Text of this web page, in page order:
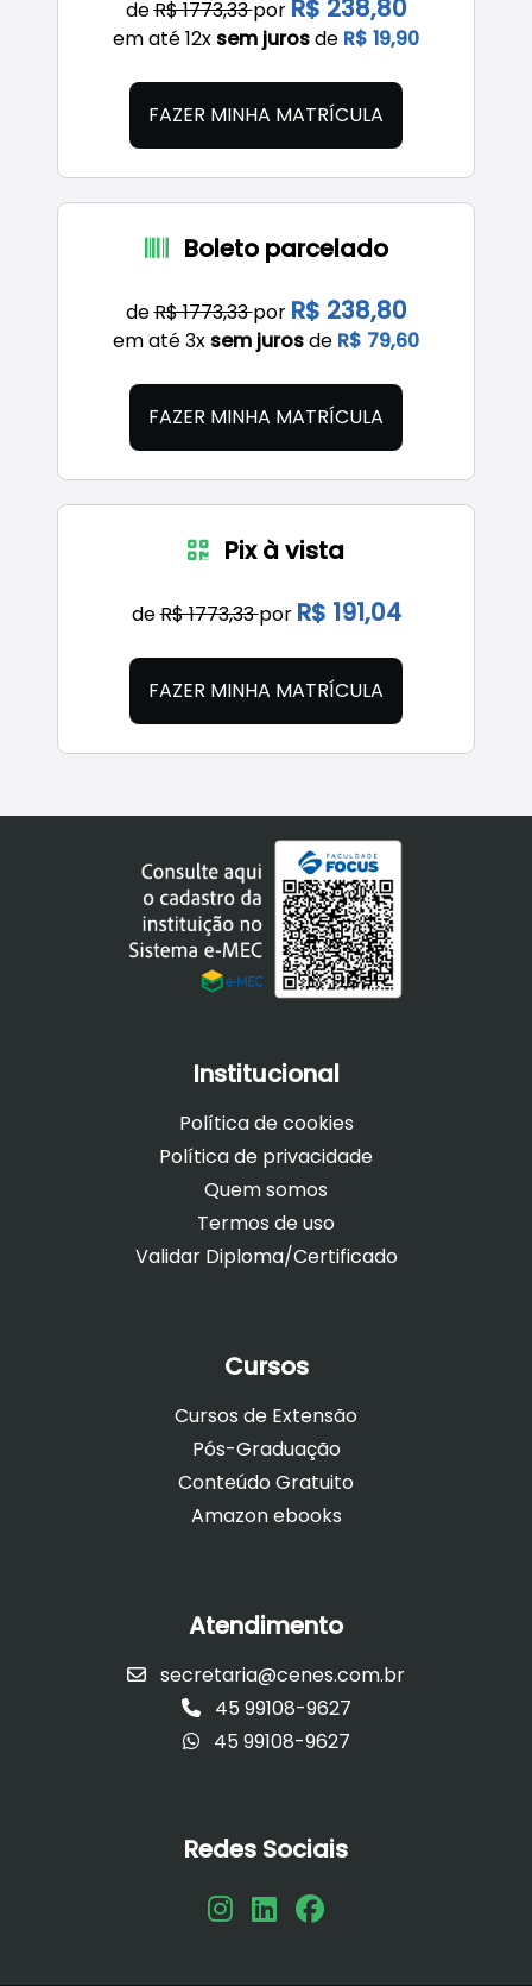
deR$ 1773,33por R$ 238,80
em até 12x sem jurosde R$ 19,90
FAZER MINHA MATRÍCULA
Boleto parcelado
deR$ 1773,33por R$ 238,80
em até 3x sem jurosde R$ 79,60
FAZER MINHA MATRÍCULA
Pix à vista
deR$ 1773,33por R$ 191,04
FAZER MINHA MATRÍCULA
Institucional
Política de cookies
Política de privacidade
Quem somos
Termos de uso
Validar Diploma/Certificado
Cursos
Cursos de Extensão
Pós-Graduação
Conteúdo Gratuito
Amazon ebooks
Atendimento
secretaria@cenes.com.br
45 99108-9627
45 99108-9627
Redes Sociais